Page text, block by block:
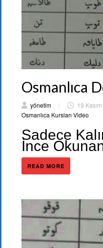
Osmanlıca
yönetim / 19
Osmanlıca Kursları Video
Sadece
İnce
READ MORE